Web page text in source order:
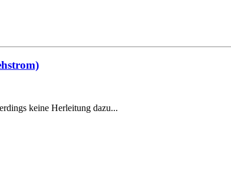
keine Herleitung dazu...